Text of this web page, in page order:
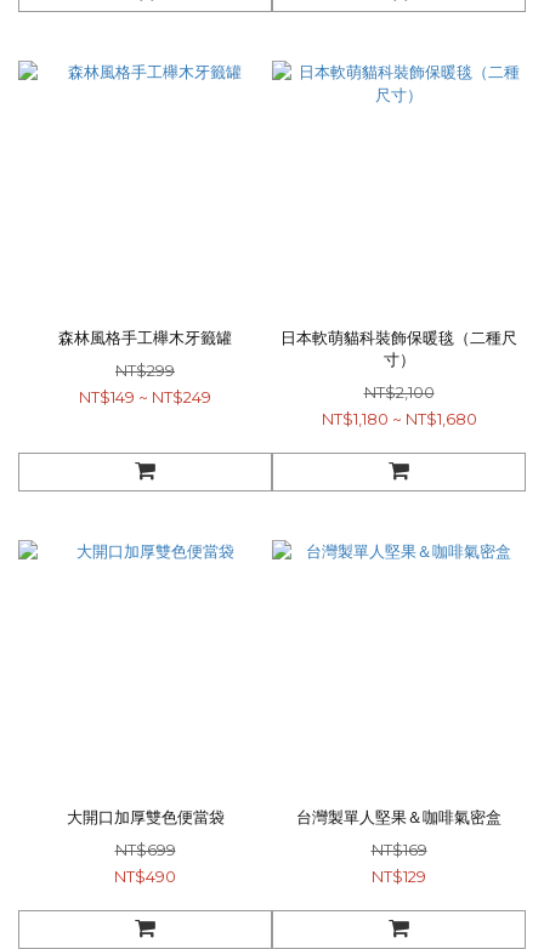
森林風格手工櫸木牙籤罐
NT$299
NT$149 ~ NT$249
日本軟萌貓科裝飾保暖毯（二種尺
寸）
NT$2,100
NT$1,180 ~ NT$1,680
大開口加厚雙色便當袋
NT$699
NT$490
台灣製單人堅果＆咖啡氣密盒
NT$169
NT$129